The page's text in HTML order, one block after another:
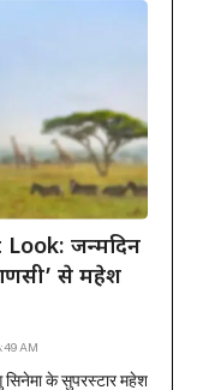
जन्मदिन
से महेश
AM
के सुपरस्टार महेश